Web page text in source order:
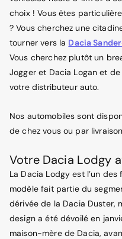
choix ! Vous êtes
? Vous cherchez une
tourner vers la Dacia
Vous cherchez plutôt un
Jogger et Dacia Logan et
votre distributeur auto.
Nos automobiles sont
de chez vous ou par
Votre Dacia Lodgy
La Dacia Lodgy est l’un
modèle fait partie du
dérivée de la Dacia Duster,
design a été dévoilé en
maison-mère de Dacia,